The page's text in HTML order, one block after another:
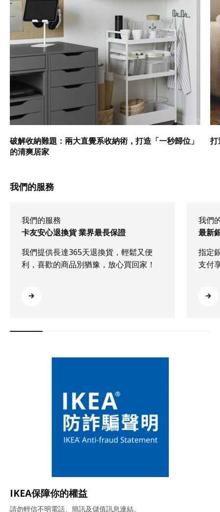
破解收納難題：兩大直覺系收納術，打造「一秒歸位」
的清爽居家
打
我們的服務
我們的服務
卡友安心退換貨 業界最長保證
我們提供長達365天退換貨，輕鬆又便
利，喜歡的商品別猶豫，放心買回家！
我們
最新
指定
支付
IKEA保障你的權益
請勿輕信不明電話、簡訊及儲值訊息連結。